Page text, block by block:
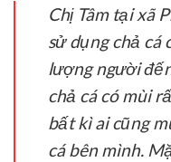
Chị Tâm tại xã
sử dụng chả cá
lượng người
chả cá có mùi
bất kì ai cũng
cá bên mình.